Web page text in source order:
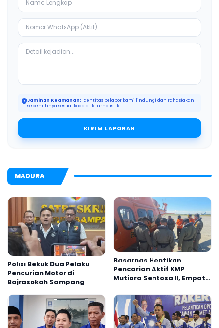
Jaminan Keamanan: Identitas pelapor kami lindungi dan rahasiakan
sepenuhnya sesuai kode etik jurnalistik.
KIRIM LAPORAN
MADURA
Polisi Bekuk Dua Pelaku
Pencurian Motor di
Bajrasokah Sampang
Basarnas Hentikan
Pencarian Aktif KMP
Mutiara Sentosa II, Empat